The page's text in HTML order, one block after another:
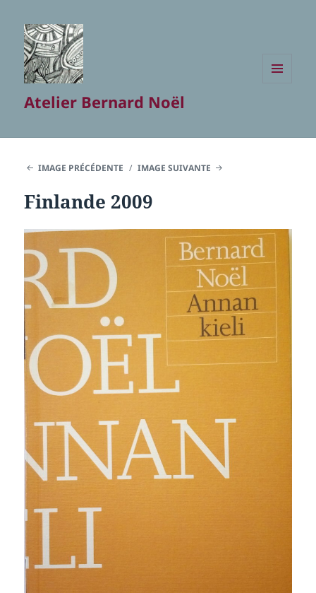
Atelier Bernard Noël
IMAGE PRÉCÉDENTE IMAGE SUIVANTE
Finlande 2009